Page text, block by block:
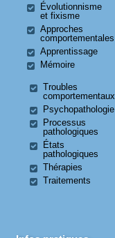
Évolutionnisme
et fixisme
Approches
comportementales
Apprentissage
Mémoire
Troubles
comportementaux
Psychopathologie
Processus
pathologiques
États
pathologiques
Thérapies
Traitements